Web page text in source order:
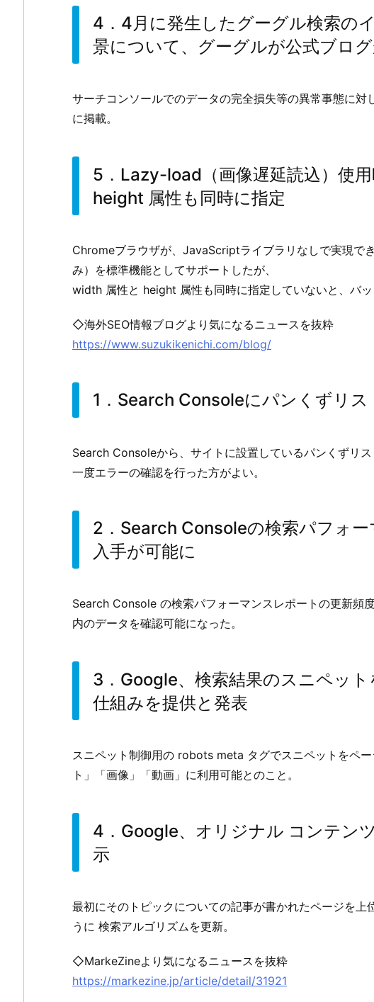
4．4月に発生したグーグル検索の
景について、グーグルが公式ブロ
サーチコンソールでのデータの完全損失等の異常事態に
に掲載。
5．Lazy-load（画像遅延読込）使
height 属性も同時に指定
Chromeブラウザが、JavaScriptライブラリなしで実現で
み）を標準機能としてサポートしたが、
width 属性と height 属性も同時に指定していないと、バッ
◇海外SEO情報ブログより気になるニュースを抜粋
https://www.suzukikenichi.com/blog/
1．Search Consoleにパンくずリス
Search Consoleから、サイトに設置しているパンくずリス
一度エラーの確認を行った方がよい。
2．Search Consoleの検索パフォ
入手が可能に
Search Console の検索パフォーマンスレポートの更新頻
内のデータを確認可能になった。
3．Google、検索結果のスニペッ
仕組みを提供と発表
スニペット制御用の robots meta タグでスニペットをペ
ト」「画像」「動画」に利用可能とのこと。
4．Google、オリジナル コンテン
示
最初にそのトピックについての記事が書かれたページを上
うに 検索アルゴリズムを更新。
◇MarkeZineより気になるニュースを抜粋
https://markezine.jp/article/detail/31921